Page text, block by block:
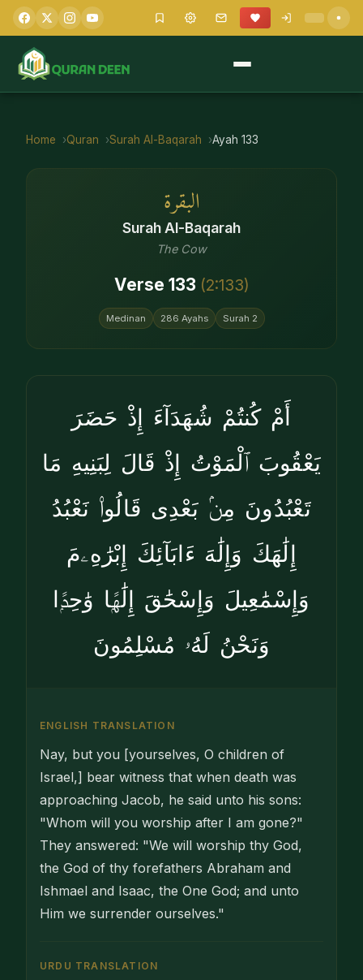
Home Quran Surah Al-Baqarah Ayah 133
البقرة
Surah Al-Baqarah
The Cow
Verse 133 (2:133)
Medinan 286 Ayahs Surah 2
أَمْ كُنتُمْ شُهَدَآءَ إِذْ حَضَرَ
يَعْقُوبَ ٱلْمَوْتُ إِذْ قَالَ لِبَنِيهِ مَا
تَعْبُدُونَ مِنۢ بَعْدِى قَالُوا۟ نَعْبُدُ
إِلَٰهَكَ وَإِلَٰهَ ءَابَآئِكَ إِبْرَٰهِۦمَ
وَإِسْمَٰعِيلَ وَإِسْحَٰقَ إِلَٰهًۭا وَٰحِدًۭا
وَنَحْنُ لَهُۥ مُسْلِمُونَ
ENGLISH TRANSLATION
Nay, but you [yourselves, O children of
Israel,] bear witness that when death was
approaching Jacob, he said unto his sons:
"Whom will you worship after I am gone?"
They answered: "We will worship thy God,
the God of thy forefathers Abraham and
Ishmael and Isaac, the One God; and unto
Him we surrender ourselves."
URDU TRANSLATION